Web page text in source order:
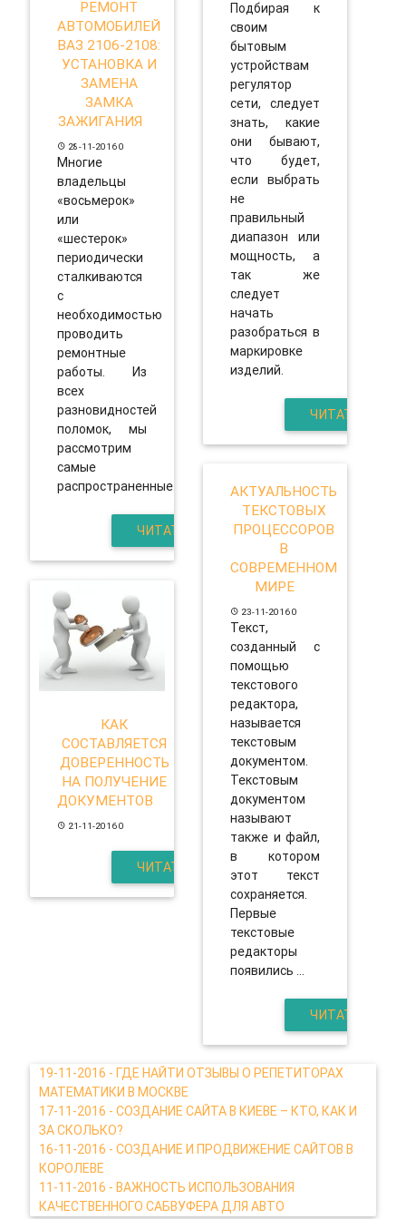
РЕМОНТ
АВТОМОБИЛЕЙ
ВАЗ 2106-2108:
УСТАНОВКА И
ЗАМЕНА
ЗАМКА
ЗАЖИГАНИЯ
28-11-20160
Многие
владельцы
«восьмерок»
или
«шестерок»
периодически
сталкиваются
с
необходимостью
проводить
ремонтные
работы. Из
всех
разновидностей
поломок, мы
рассмотрим
самые
распространенные.
ЧИТАТЬ
Подбирая к
своим
бытовым
устройствам
регулятор
сети, следует
знать, какие
они бывают,
что будет,
если выбрать
не
правильный
диапазон или
мощность, а
так же
следует
начать
разобраться в
маркировке
изделий.
ЧИТАТЬ
АКТУАЛЬНОСТЬ
ТЕКСТОВЫХ
ПРОЦЕССОРОВ
В
СОВРЕМЕННОМ
МИРЕ
23-11-20160
Текст,
созданный с
помощью
текстового
редактора,
называется
текстовым
документом.
Текстовым
документом
называют
также и файл,
в котором
этот текст
сохраняется.
Первые
текстовые
редакторы
появились ...
ЧИТАТЬ
КАК
СОСТАВЛЯЕТСЯ
ДОВЕРЕННОСТЬ
НА ПОЛУЧЕНИЕ
ДОКУМЕНТОВ
21-11-20160
ЧИТАТЬ
19-11-2016 - ГДЕ НАЙТИ ОТЗЫВЫ О РЕПЕТИТОРАХ
МАТЕМАТИКИ В МОСКВЕ
17-11-2016 - СОЗДАНИЕ САЙТА В КИЕВЕ – КТО, КАК И
ЗА СКОЛЬКО?
16-11-2016 - СОЗДАНИЕ И ПРОДВИЖЕНИЕ САЙТОВ В
КОРОЛЕВЕ
11-11-2016 - ВАЖНОСТЬ ИСПОЛЬЗОВАНИЯ
КАЧЕСТВЕННОГО САБВУФЕРА ДЛЯ АВТО